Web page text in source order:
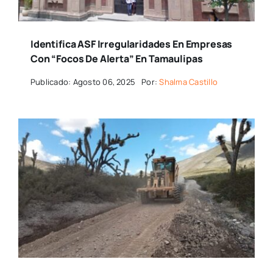
Identifica ASF Irregularidades En Empresas
Con “focos De Alerta” En Tamaulipas
Publicado: Agosto 06, 2025 Por:Shalma Castillo